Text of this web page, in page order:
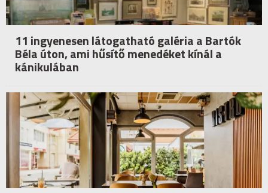
11 ingyenesen látogatható galéria a Bartók
Béla úton, ami hűsítő menedéket kínál a
kánikulában